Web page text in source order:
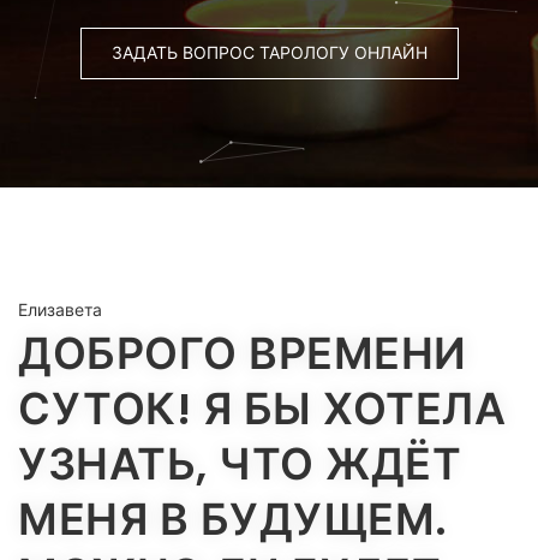
ЗАДАТЬ ВОПРОС ТАРОЛОГУ ОНЛАЙН
Елизавета
ДОБРОГО ВРЕМЕНИ
СУТОК! Я БЫ ХОТЕЛА
УЗНАТЬ, ЧТО ЖДЁТ
МЕНЯ В БУДУЩЕМ.